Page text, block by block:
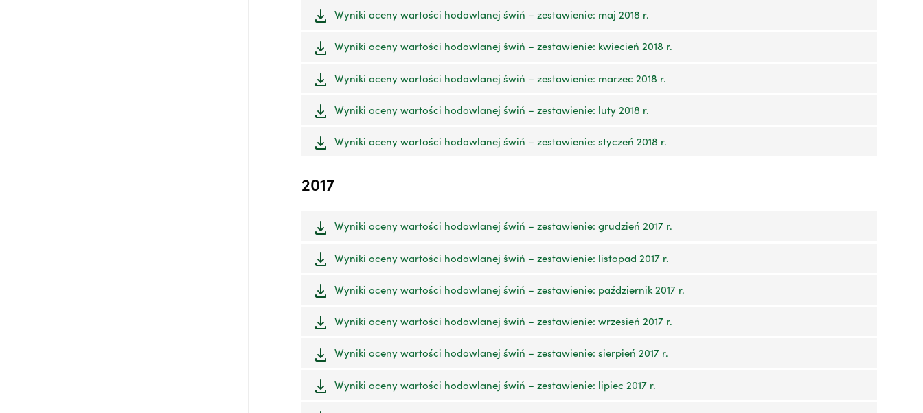
Wyniki oceny wartości hodowlanej świń – zestawienie: maj 2018 r.
Wyniki oceny wartości hodowlanej świń – zestawienie: kwiecień 2018 r.
Wyniki oceny wartości hodowlanej świń – zestawienie: marzec 2018 r.
Wyniki oceny wartości hodowlanej świń – zestawienie: luty 2018 r.
Wyniki oceny wartości hodowlanej świń – zestawienie: styczeń 2018 r.
2017
Wyniki oceny wartości hodowlanej świń – zestawienie: grudzień 2017 r.
Wyniki oceny wartości hodowlanej świń – zestawienie: listopad 2017 r.
Wyniki oceny wartości hodowlanej świń – zestawienie: październik 2017 r.
Wyniki oceny wartości hodowlanej świń – zestawienie: wrzesień 2017 r.
Wyniki oceny wartości hodowlanej świń – zestawienie: sierpień 2017 r.
Wyniki oceny wartości hodowlanej świń – zestawienie: lipiec 2017 r.